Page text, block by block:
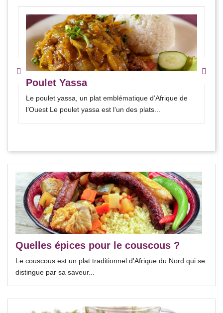
Poulet Yassa
Le poulet yassa, un plat emblématique d’Afrique de
l’Ouest Le poulet yassa est l’un des plats...
Quelles épices pour le couscous ?
Le couscous est un plat traditionnel d'Afrique du Nord qui se
distingue par sa saveur...